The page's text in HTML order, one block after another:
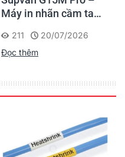
Máy in nhãn cầm tay
dấu một lần, tra cứu
trọn đời công trình
211
20/07/2026
Đọc thêm